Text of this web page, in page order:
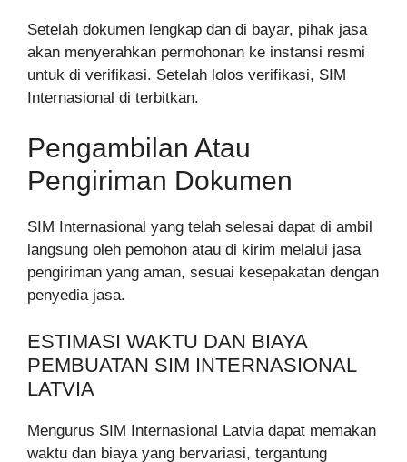
Setelah dokumen lengkap dan di bayar, pihak jasa
akan menyerahkan permohonan ke instansi resmi
untuk di verifikasi. Setelah lolos verifikasi, SIM
Internasional di terbitkan.
Pengambilan Atau
Pengiriman Dokumen
SIM Internasional yang telah selesai dapat di ambil
langsung oleh pemohon atau di kirim melalui jasa
pengiriman yang aman, sesuai kesepakatan dengan
penyedia jasa.
ESTIMASI WAKTU DAN BIAYA
PEMBUATAN SIM INTERNASIONAL
LATVIA
Mengurus SIM Internasional Latvia dapat memakan
waktu dan biaya yang bervariasi, tergantung